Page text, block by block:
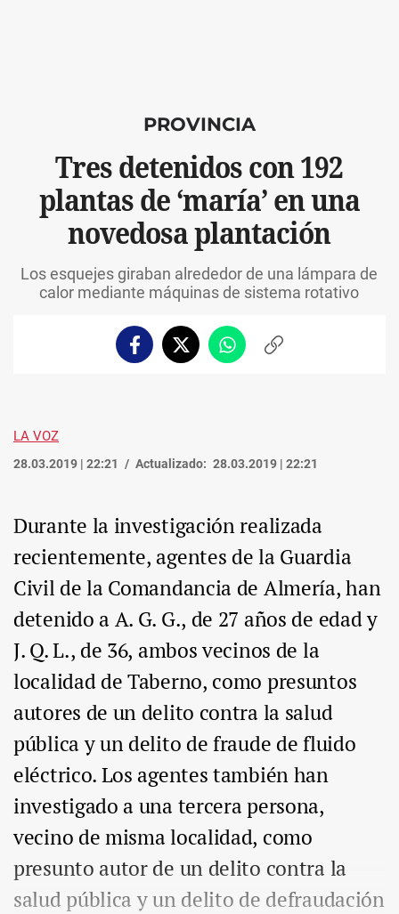
PROVINCIA
Tres detenidos con 192
plantas de ‘maría’ en una
novedosa plantación
Los esquejes giraban alrededor de una lámpara de
calor mediante máquinas de sistema rotativo
FacebookTwitterWhatsappCopiar
LA VOZ
28.03.2019 | 22:21 Actualizado: 28.03.2019 | 22:21
Durante la investigación realizada
recientemente, agentes de la Guardia
Civil de la Comandancia de Almería, han
detenido a A. G. G., de 27 años de edad y
J. Q. L., de 36, ambos vecinos de la
localidad de Taberno, como presuntos
autores de un delito contra la salud
pública y un delito de fraude de fluido
eléctrico. Los agentes también han
investigado a una tercera persona,
vecino de misma localidad, como
presunto autor de un delito contra la
salud pública y un delito de defraudación